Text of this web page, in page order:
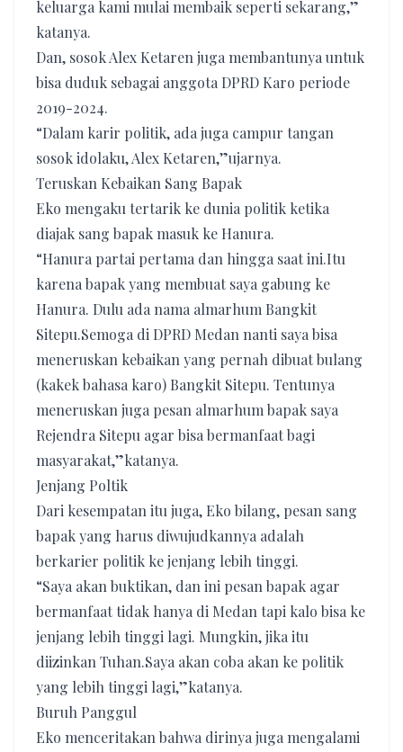
keluarga kami mulai membaik seperti sekarang,”
katanya.
Dan, sosok Alex Ketaren juga membantunya untuk
bisa duduk sebagai anggota DPRD Karo periode
2019-2024.
“Dalam karir politik, ada juga campur tangan
sosok idolaku, Alex Ketaren,”ujarnya.
Teruskan Kebaikan Sang Bapak
Eko mengaku tertarik ke dunia politik ketika
diajak sang bapak masuk ke Hanura.
“Hanura partai pertama dan hingga saat ini.Itu
karena bapak yang membuat saya gabung ke
Hanura. Dulu ada nama almarhum Bangkit
Sitepu.Semoga di DPRD Medan nanti saya bisa
meneruskan kebaikan yang pernah dibuat bulang
(kakek bahasa karo) Bangkit Sitepu. Tentunya
meneruskan juga pesan almarhum bapak saya
Rejendra Sitepu agar bisa bermanfaat bagi
masyarakat,”katanya.
Jenjang Poltik
Dari kesempatan itu juga, Eko bilang, pesan sang
bapak yang harus diwujudkannya adalah
berkarier politik ke jenjang lebih tinggi.
“Saya akan buktikan, dan ini pesan bapak agar
bermanfaat tidak hanya di Medan tapi kalo bisa ke
jenjang lebih tinggi lagi. Mungkin, jika itu
diizinkan Tuhan.Saya akan coba akan ke politik
yang lebih tinggi lagi,”katanya.
Buruh Panggul
Eko menceritakan bahwa dirinya juga mengalami